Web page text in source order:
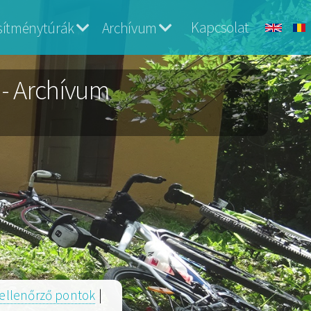
Archívum Kapcsolat
Archívum
pontok |